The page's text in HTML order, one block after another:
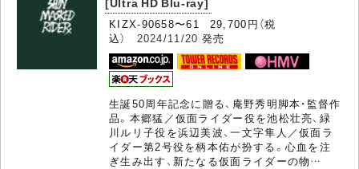
KIZX-90658〜61 29,700円（税
込） 2024/11/20 発売
生誕50周年記念に贈る、庵野秀明脚本・監督作
品。本郷猛／仮面ライダー役を池松壮亮、緑
川ルリ子役を浜辺美波、一文字隼人／仮面ラ
イダー第2号役を柄本佑が扮する。心血を注
ぎ生み出す、新たなる仮面ライダーの物…